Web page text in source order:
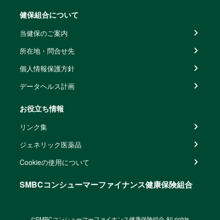
健保組合について
当健保のご案内
所在地・問合せ先
個人情報保護方針
データヘルス計画
お役立ち情報
リンク集
ジェネリック医薬品
Cookieの使用について
SMBCコンシューマーファイナンス健康保険組合